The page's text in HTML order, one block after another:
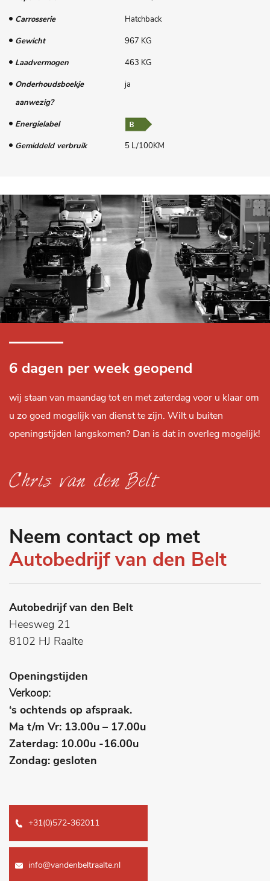
Carrosserie
Hatchback
Gewicht
967 KG
Laadvermogen
463 KG
Onderhoudsboekje
aanwezig?
ja
Energielabel
Gemiddeld verbruik
5 L/100KM
6 dagen per week geopend
wij staan van maandag tot en met zaterdag voor u klaar om
u zo goed mogelijk van dienst te zijn. Wilt u buiten
openingstijden langskomen? Dan is dat in overleg mogelijk!
Neem contact op met
Autobedrijf van den Belt
Autobedrijf van den Belt
Heesweg 21
8102 HJ Raalte
Openingstijden
Verkoop:
‘s ochtends op afspraak.
Ma t/m Vr: 13.00u – 17.00u
Zaterdag: 10.00u -16.00u
Zondag: gesloten
+31(0)572-362011
info@vandenbeltraalte.nl